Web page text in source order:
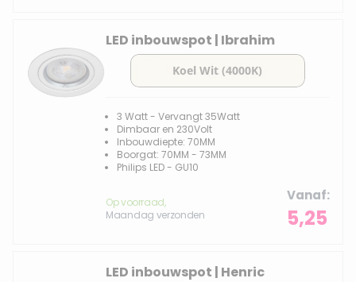
LED inbouwspot | Ibrahim
3 Watt - Vervangt 35Watt
Dimbaar en 230Volt
Inbouwdiepte: 70MM
Boorgat: 70MM - 73MM
Philips LED - GU10
Op voorraad,
Maandag verzonden
Vanaf
5,25
LED inbouwspot | Henric